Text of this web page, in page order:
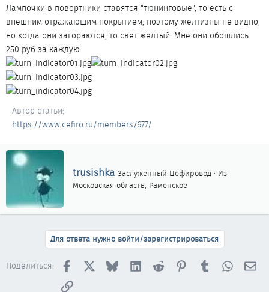
Лампочки в повортники ставятся "тюнинговые", то есть с
внешним отражающим покрытием, поэтому желтизны не видно,
но когда они загораются, то свет желтый. Мне они обошлись
250 руб за каждую.
Автор статьи
https://www.cefiro.ru/members/677/
А
в
т
р
trusishka Заслуженный Цефировод · Из
Московская область, Раменское
Для ответа нужно войти/зарегистрироваться
Поделиться: Facebook BlueskyLinkedInReddit PinterestTumblr
Ссылка